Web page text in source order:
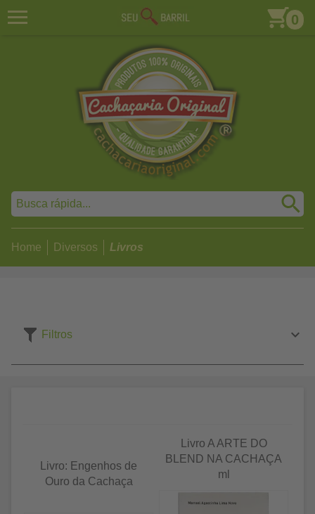
0
Home Diversos Livros
Filtros
Livro: Engenhos de
Ouro da Cachaça
Livro A ARTE DO
BLEND NA CACHAÇA
ml